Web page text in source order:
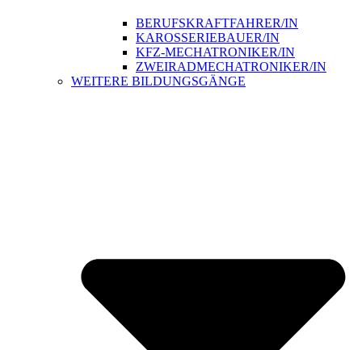
BERUFSKRAFTFAHRER/IN
KAROSSERIEBAUER/IN
KFZ-MECHATRONIKER/IN
ZWEIRADMECHATRONIKER/IN
WEITERE BILDUNGSGÄNGE